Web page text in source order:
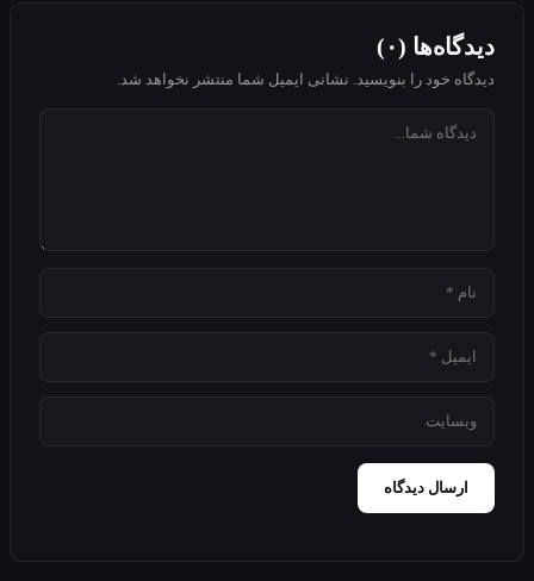
(۰)
خود را بنویسید. نشانی ایمیل شما منتشر نخواهد شد.
ارسال دیدگاه